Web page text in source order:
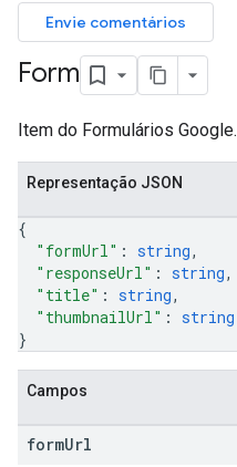
Envie comentários
Form
Item do Formulários Google.
Representação JSON
{
"formUrl" : string,
"responseUrl" : string,
"title" : string,
"thumbnailUrl" : string
}
Campos
formUrl